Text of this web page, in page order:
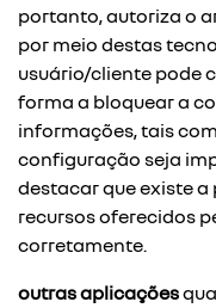
portanto, autoriza o
por meio destas
usuário/cliente pode
forma a bloquear a
informações, tais
configuração seja
destacar que existe
recursos oferecidos
corretamente.
outras aplicações